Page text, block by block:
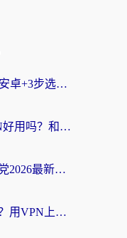
海外党必看：免费VPN下载安卓+3步选对国外到国内加速器，无缝刷国内资源
海外党必看：快帆TV版VPN好用吗？和斧牛手游VPN对比哪个回国效果更好？附电脑翻墙回国实用技巧
在美国怎么看世界杯？海外党2026最新回国加速器指南：从影音到游戏全搞定
海外党烦恼国内资源打不开？用VPN上海节点+这几点，轻松搞定回国加速！